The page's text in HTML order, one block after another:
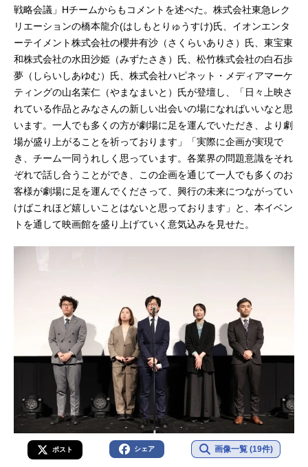
戦略会議」Hチームからもコメントを述べた。株式会社東急レク
リエーションの橋本龍介(はしもとりゅうすけ)氏、イオンエンタ
ーテイメント株式会社の櫻井有沙（さくらいありさ）氏、東宝東
和株式会社の水田沙姫（みずたさき）氏、松竹株式会社の白石歩
夢（しらいしあゆむ）氏、株式会社ハピネット・メディアマーケ
ティングの山名茉仁（やまなまいと）氏が登壇し、「日々上映さ
れている作品とみなさんの新しい出会いの場になればいいなと思
います。一人でも多くの方が劇場に足を運んでいただき、より劇
場が盛り上がることを祈っております」「実際に企画が実現で
き、チーム一同うれしく思っています。各業界の問題意識をそれ
ぞれで話し合うことができ、この企画を通じて一人でも多くのお
客様が劇場に足を運んでくださって、興行の未来につながってい
けばこれほど嬉しいことはないと思っております」と、本イベン
トを通して映画館を盛り上げていく意気込みを見せた。
ポスト シェア 画像一覧 (19件)